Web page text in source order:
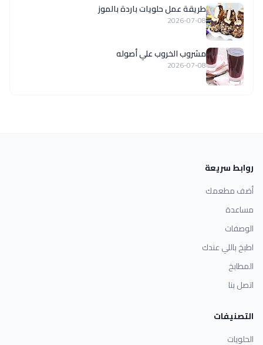
طريقة عمل حلويات باردة بالموز
2026-07-08
مشروب الخروب علي أصوله
2026-07-08
روابط سريعة
أضف مطعمك
مساعدة
الوصفات
اطبخ باللي عندك
المطابخ
اتصل بنا
التصنيفات
الحلويات